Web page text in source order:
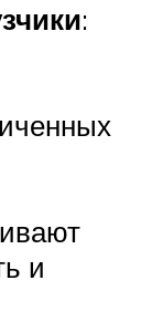
:
и